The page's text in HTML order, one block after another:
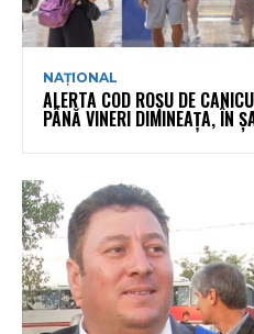
NAȚIONAL
ALERTA COD ROȘU DE
PÂNĂ VINERI DIMINEAȚA, ÎN